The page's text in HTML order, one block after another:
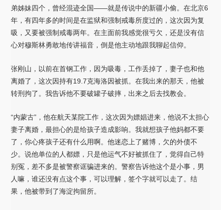
弟姊妹四个，曾经混迹全国——就是传说中的新疆小偷。在北京6
年，有四年多的时间是在监狱和强制戒毒所度过的，这次因为复
吸，又要被强制戒毒两年。在主面前我感觉很亏欠，还是没有信
心对穆斯林勇敢地传讲福音，倒是他主动地跟我聊起信仰。
张刚山，以前在首钢工作，因为吸毒，工作丢掉了，妻子也和他
离婚了，这次因持有19.7克海洛因被抓。在我出来的那天，他被
转刑拘了。我告诉他不要破罐子破摔，出来之后去找教会。
“内蒙古”，他在航天某院工作，这次因为嫖娼进来，他说不太担心
妻子离婚，最担心的是给孩子造成影响。我就想孩子他妈都不要
了，你心疼孩子还有什么用啊。他迷恋上了赌博，欠的外债不
少。说他单位的人都嫖，只是他运气不好被抓住了，觉得自己特
别冤，差不多是被警察诓骗进来的。警察告诉他这个是小事，男
人嘛，谁还没有点这个事，可以理解，签个字就可以走了。结
果，他被带到了海淀拘留所。